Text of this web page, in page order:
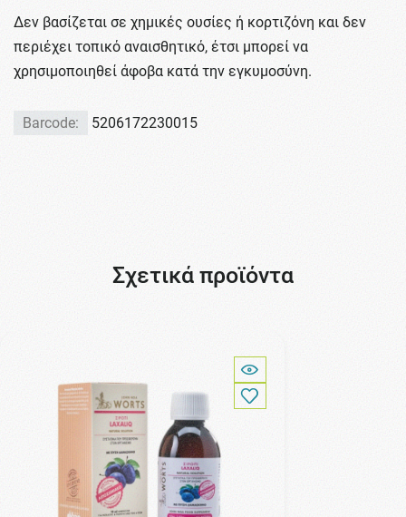
Δεν βασίζεται σε χημικές ουσίες ή κορτιζόνη και δεν
περιέχει τοπικό αναισθητικό, έτσι μπορεί να
χρησιμοποιηθεί άφοβα κατά την εγκυμοσύνη.
Barcode: 5206172230015
Σχετικά προϊόντα